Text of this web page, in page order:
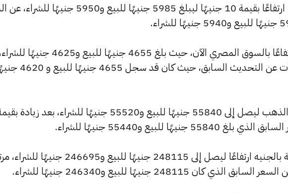
كما شهد سعر عيار 18 ارتفاعًا بقيمة 10 جنيهًا ليبلغ 5985 جنيهًا للبيع و5950
وشهد سعر عيار 14 ارتفاعًا بالسوق المصري الآن، حيث بلغ 4655 جنيهًا للبيع و4625 جنيهًا للشراء،
مرتفعًا بمقدار 5 جنيهات عن التحديث السابق، حيث كان قد سجل
للبيع و55440 جنيهًا للشراء.
كما سجل سعر الأونصة بالجنيه ارتفاعًا ليصل إلى 248115 جنيهًا للبيع و246695